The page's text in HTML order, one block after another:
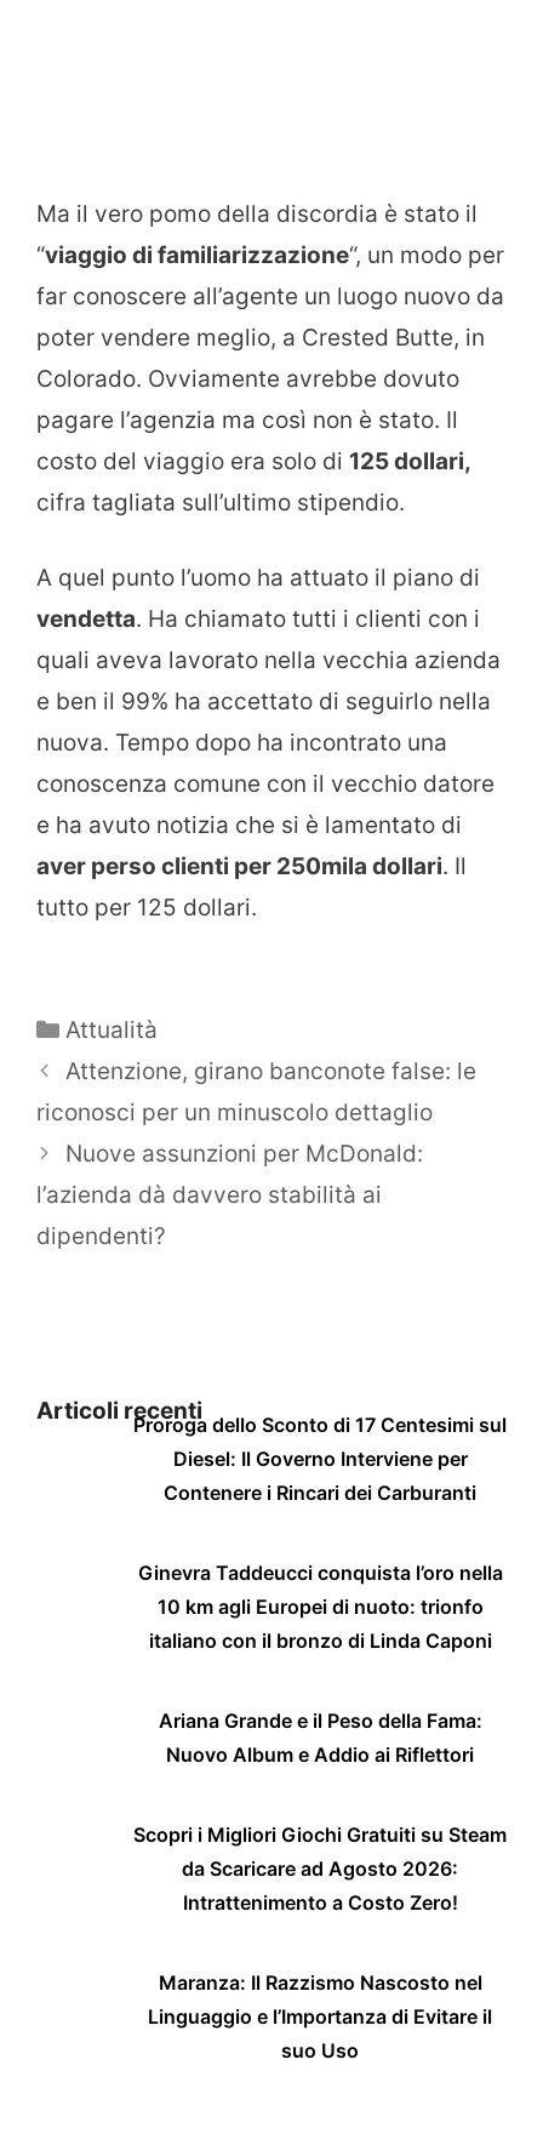
Ma il vero pomo della discordia è stato il
“viaggio di familiarizzazione“, un modo per
far conoscere all’agente un luogo nuovo da
poter vendere meglio, a Crested Butte, in
Colorado. Ovviamente avrebbe dovuto
pagare l’agenzia ma così non è stato. Il
costo del viaggio era solo di 125 dollari,
cifra tagliata sull’ultimo stipendio.
A quel punto l’uomo ha attuato il piano di
vendetta. Ha chiamato tutti i clienti con i
quali aveva lavorato nella vecchia azienda
e ben il 99% ha accettato di seguirlo nella
nuova. Tempo dopo ha incontrato una
conoscenza comune con il vecchio datore
e ha avuto notizia che si è lamentato di
aver perso clienti per 250mila dollari. Il
tutto per 125 dollari.
Categorie
Attualità
Attenzione, girano banconote false: le
riconosci per un minuscolo dettaglio
Nuove assunzioni per McDonald:
l’azienda dà davvero stabilità ai
dipendenti?
Articoli recentiProroga dello Sconto di 17 Centesimi sul
Diesel: Il Governo Interviene per
Contenere i Rincari dei Carburanti
Ginevra Taddeucci conquista l’oro nella
10 km agli Europei di nuoto: trionfo
italiano con il bronzo di Linda Caponi
Ariana Grande e il Peso della Fama:
Nuovo Album e Addio ai Riflettori
Scopri i Migliori Giochi Gratuiti su Steam
da Scaricare ad Agosto 2026:
Intrattenimento a Costo Zero!
Maranza: Il Razzismo Nascosto nel
Linguaggio e l’Importanza di Evitare il
suo Uso